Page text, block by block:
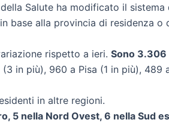
Salute ha modificato il
base alla provincia di residenza o
rispetto a ieri. Sono 3.306
in più), 960 a Pisa (1 in più),
in altre regioni.
5 nella Nord Ovest, 6 nella Sud